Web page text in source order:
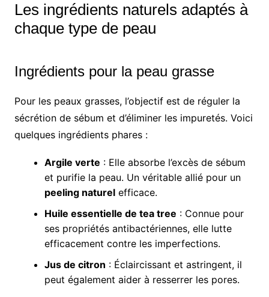
Les ingrédients naturels adaptés à
chaque type de peau
Ingrédients pour la peau grasse
Pour les peaux grasses, l’objectif est de réguler la
sécrétion de sébum et d’éliminer les impuretés. Voici
quelques ingrédients phares :
Argile verte : Elle absorbe l’excès de sébum
et purifie la peau. Un véritable allié pour un
peeling naturelefficace.
Huile essentielle de tea tree : Connue pour
ses propriétés antibactériennes, elle lutte
efficacement contre les imperfections.
Jus de citron : Éclaircissant et astringent, il
peut également aider à resserrer les pores.